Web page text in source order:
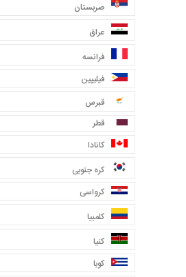
صربستان
عراق
فرانسه
فیلیپین
قبرس
قطر
کانادا
کره جنوبی
کرواسی
کلمبیا
کنیا
کوبا